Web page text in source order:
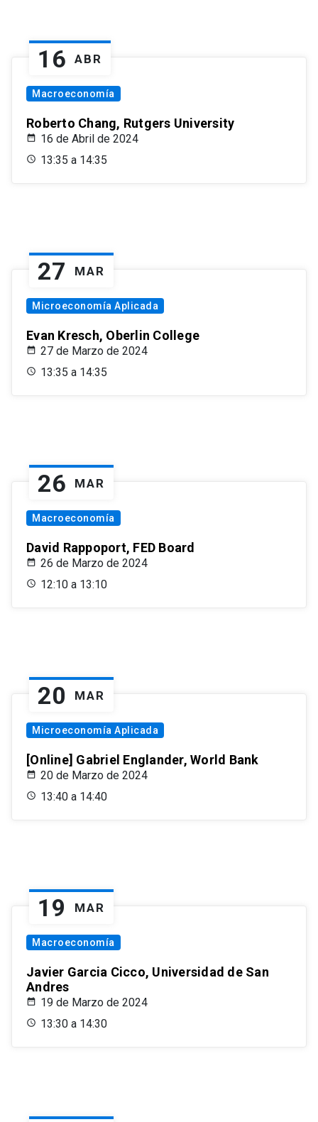
16 ABR
Macroeconomía
Roberto Chang, Rutgers University
16 de Abril de 2024
13:35 a 14:35
27 MAR
Microeconomía Aplicada
Evan Kresch, Oberlin College
27 de Marzo de 2024
13:35 a 14:35
26 MAR
Macroeconomía
David Rappoport, FED Board
26 de Marzo de 2024
12:10 a 13:10
20 MAR
Microeconomía Aplicada
[Online] Gabriel Englander, World Bank
20 de Marzo de 2024
13:40 a 14:40
19 MAR
Macroeconomía
Javier Garcia Cicco, Universidad de San
Andres
19 de Marzo de 2024
13:30 a 14:30